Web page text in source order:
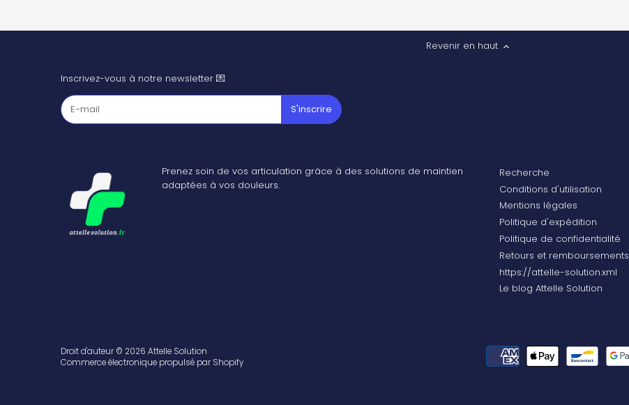
Revenir en haut
Inscrivez-vous à notre newsletter 💌
Prenez soin de vos articulation grâce à des solutions de maintien
adaptées à vos douleurs.
Recherche
Conditions d'utilisation
Mentions légales
Politique d'expédition
Politique de confidentialité
Retours et remboursements
https://attelle-solution.xml
Le blog Attelle Solution
Droit d'auteur © 2026Attelle Solution
Commerce électronique propulsé par Shopify